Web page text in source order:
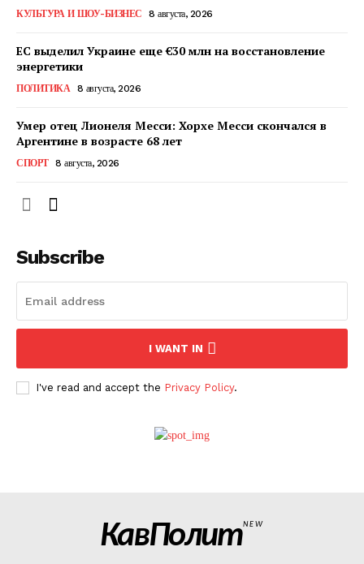
О нас
Политика конфиденциальности
КУЛЬТУРА И ШОУ-БИЗНЕС 8 августа, 2026
ЕС выделил Украине еще €30 млн на восстановление
энергетики
ПОЛИТИКА 8 августа, 2026
Умер отец Лионеля Месси: Хорхе Месси скончался в
Аргентине в возрасте 68 лет
СПОРТ 8 августа, 2026
Subscribe
I WANT IN
I've read and accept the Privacy Policy.
КавПолитNEW